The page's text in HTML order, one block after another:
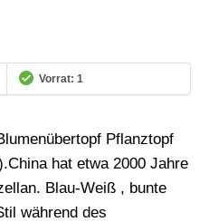
Vorrat: 1
Pflanztopf
hat etwa 2000 Jahre
Blau-Weiß , bunte
während des